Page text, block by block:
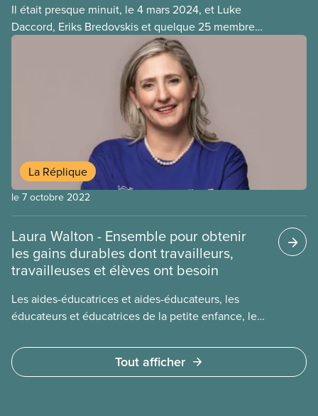
Il était presque minuit, le 4 mars 2024, et Luke
Daccord, Eriks Bredovskis et quelque 25 membres
de leurs comités de négociation étaient prêts à
déclencher une grève. Les présidents du SCFP
3261 et du SCFP 3902, ainsi que leurs équipes,
étaient calmes face au potentiel arrêt de travail de
plus de 8 000 travailleuses et travailleurs. À
quelques minutes près, ils ont reçu la réponse de
l’Université de Toronto : leur proposition était
acceptée telle quelle.
La Réplique
le 7 octobre 2022
Laura Walton - Ensemble pour obtenir
les gains durables dont travailleurs,
travailleuses et élèves ont besoin
Les aides-éducatrices et aides-éducateurs, les
éducateurs et éducatrices de la petite enfance, les
secrétaires, les professeur(e)s de musique et de
langues — tous membres du Conseil des syndicats
Tout afficher